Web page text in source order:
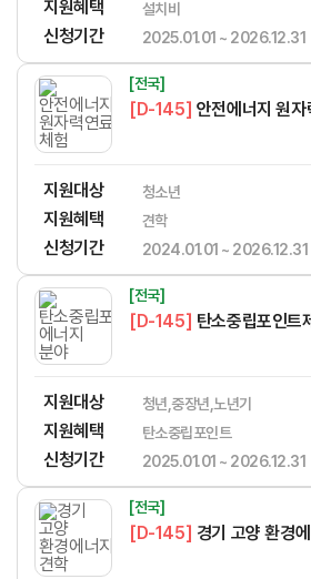
지원혜택 설치비
신청기간 2025.01.01 ~ 2026.12.31
[전국]
[D-145] 안전에너지 원
지원대상 청소년
지원혜택 견학
신청기간 2024.01.01 ~ 2026.12.31
[전국]
[D-145] 탄소중립포인트
지원대상 청년,중장년,노년기
지원혜택 탄소중립포인트
신청기간 2025.01.01 ~ 2026.12.31
[전국]
[D-145] 경기 고양 환경